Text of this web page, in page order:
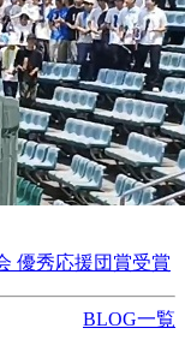
優秀応援団賞受賞
BLOG一覧